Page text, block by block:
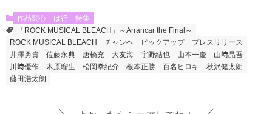
作品関心 は行
特集
「ROCK MUSICAL BLEACH」～Arrancar the Final～
ROCK MUSICAL BLEACH
チャンヘ ピックアップ
プレスリリース
井澤勇貴
佐藤永典 唐橋充 大友海 宇野結也 山本一慶
山﨑晶吾
川﨑優作
木原瑠生 松岡拳紀介 根本正勝 百名ヒロキ
秋沢健太朗
藤⽥浩太朗